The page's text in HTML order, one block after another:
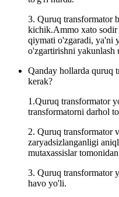
3. Quruq transformator
kichik.Ammo xato sodir
qiymati o'zgaradi, ya'ni
o'zgartirishni yakunlash
Qanday hollarda quruq
kerak?
1.Quruq transformator
transformatorni darhol
2. Quruq transformator
zaryadsizlanganligi
mutaxassislar
3. Quruq transformator
havo yo'li.